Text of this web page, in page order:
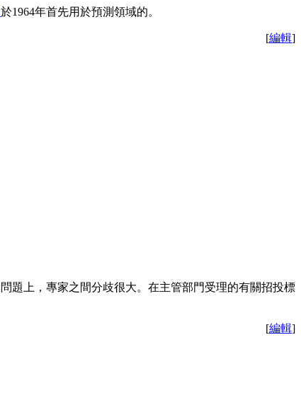
於1964年首先用於預測領域的。
[編輯]
題上，專家之間分歧很大。在主管部門受理的有關招投標
[編輯]